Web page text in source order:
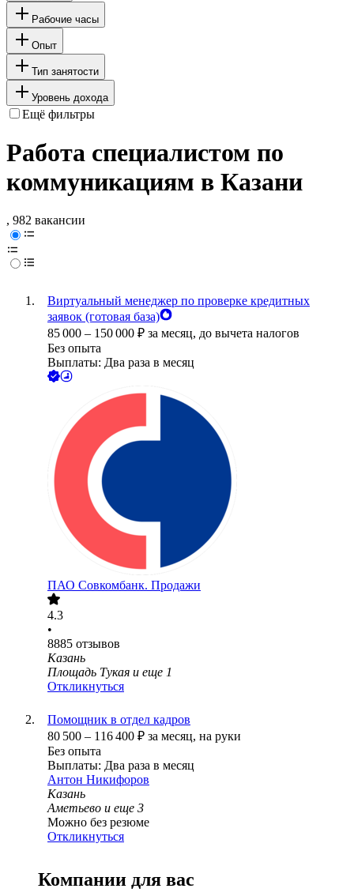
Рабочие часы
Опыт
Тип занятости
Уровень дохода
Ещё фильтры
Работа специалистом по
коммуникациям в Казани
, 982 вакансии
Виртуальный менеджер по проверке кредитных
заявок (готовая база)
85 000 – 150 000 ₽ за месяц, до вычета налогов
Без опыта
Выплаты: Два раза в месяц
ПАО Совкомбанк. Продажи
4.3
•
8885 отзывов
Казань
Площадь Тукая и еще 1
Откликнуться
Помощник в отдел кадров
80 500 – 116 400 ₽ за месяц, на руки
Без опыта
Выплаты: Два раза в месяц
Антон Никифоров
Казань
Аметьево и еще 3
Можно без резюме
Откликнуться
Компании для вас